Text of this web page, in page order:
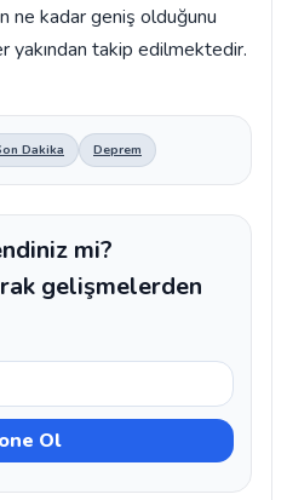
ne kadar geniş olduğunu
takip edilmektedir.
Dakika Deprem
mi?
gelişmelerden